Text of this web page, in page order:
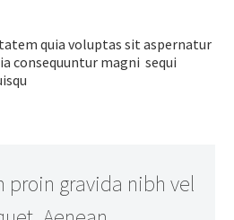
quia voluptas sit aspernatur
consequuntur magni sequi
gravida nibh vel